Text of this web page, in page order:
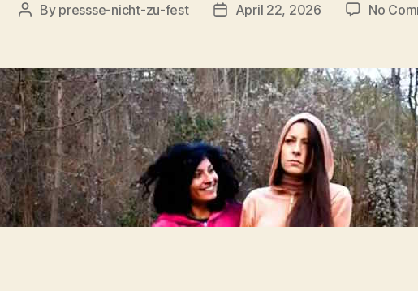
Post
By pressse-nicht-zu-fest
PostApril 22, 2026 No